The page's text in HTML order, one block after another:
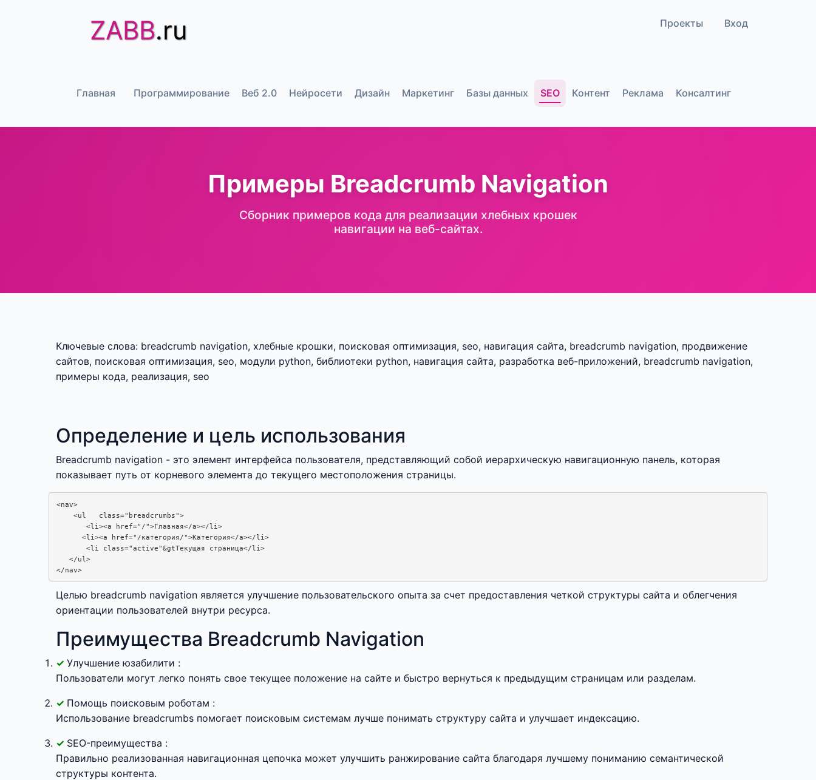
ZABB.ru Проекты Вход
Главная Программирование Веб 2.0 Нейросети Дизайн Маркетинг Базы данных SEO Контент Реклама Консалтинг
Примеры Breadcrumb Navigation
Сборник примеров кода для реализации хлебных крошек
навигации на веб-сайтах.
Ключевые слова: breadcrumb navigation, хлебные крошки, поисковая оптимизация, seo, навигация сайта, breadcrumb navigation, продвижение
сайтов, поисковая оптимизация, seo, модули python, библиотеки python, навигация сайта, разработка веб-приложений, breadcrumb navigation,
примеры кода, реализация, seo
Определение и цель использования
Breadcrumb navigation - это элемент интерфейса пользователя, представляющий собой иерархическую навигационную панель, которая
показывает путь от корневого элемента до текущего местоположения страницы.
<nav>
    <ul   class="breadcrumbs">
       <li><a href="/">Главная</a></li>
      <li><a href="/категория/">Категория</a></li>
       <li class="active"&gtТекущая страница</li>
   </ul>
</nav>
Целью breadcrumb navigation является улучшение пользовательского опыта за счет предоставления четкой структуры сайта и облегчения
ориентации пользователей внутри ресурса.
Преимущества Breadcrumb Navigation
Улучшение юзабилити :
Пользователи могут легко понять свое текущее положение на сайте и быстро вернуться к предыдущим страницам или разделам.
Помощь поисковым роботам :
Использование breadcrumbs помогает поисковым системам лучше понимать структуру сайта и улучшает индексацию.
SEO-преимущества :
Правильно реализованная навигационная цепочка может улучшить ранжирование сайта благодаря лучшему пониманию семантической
структуры контента.